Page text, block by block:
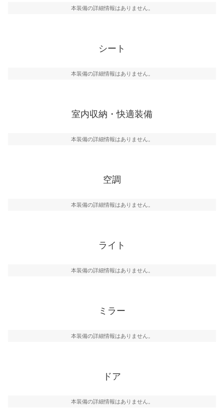
本装備の詳細情報はありません。
シート
本装備の詳細情報はありません。
室内収納・快適装備
本装備の詳細情報はありません。
空調
本装備の詳細情報はありません。
ライト
本装備の詳細情報はありません。
ミラー
本装備の詳細情報はありません。
ドア
本装備の詳細情報はありません。